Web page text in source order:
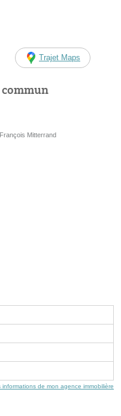
Trajet Maps
Mitterrand
informations de mon agence immobilière